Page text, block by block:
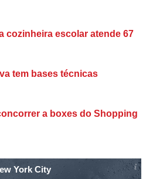
cozinheira escolar atende 67
tem bases técnicas
a boxes do Shopping
York City